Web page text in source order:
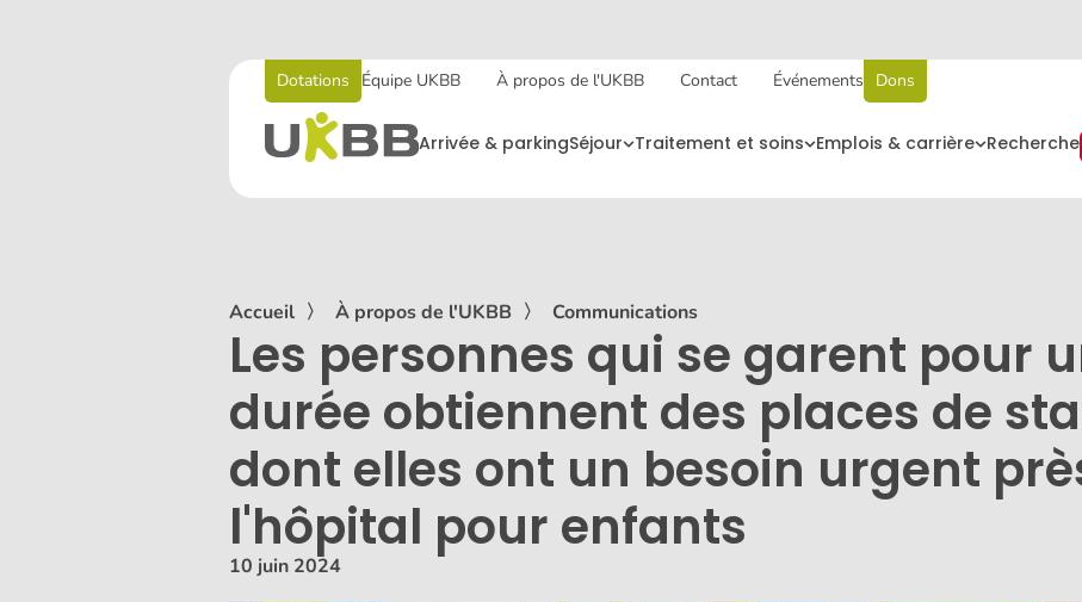
Dotations Équipe UKBB À propos de l'UKBB Contact Événements Dons
Arrivée & parkingSéjour Traitement et soins Emplois & carrière Recherche
Accueil 〉 À propos de l'UKBB 〉 Communications
Les personnes qui se garent pour
durée obtiennent des places de
dont elles ont un besoin urgent
l'hôpital pour enfants
10 juin 2024